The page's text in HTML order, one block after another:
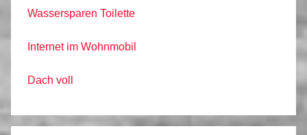
Wassersparen Toilette
Internet im Wohnmobil
Dach voll